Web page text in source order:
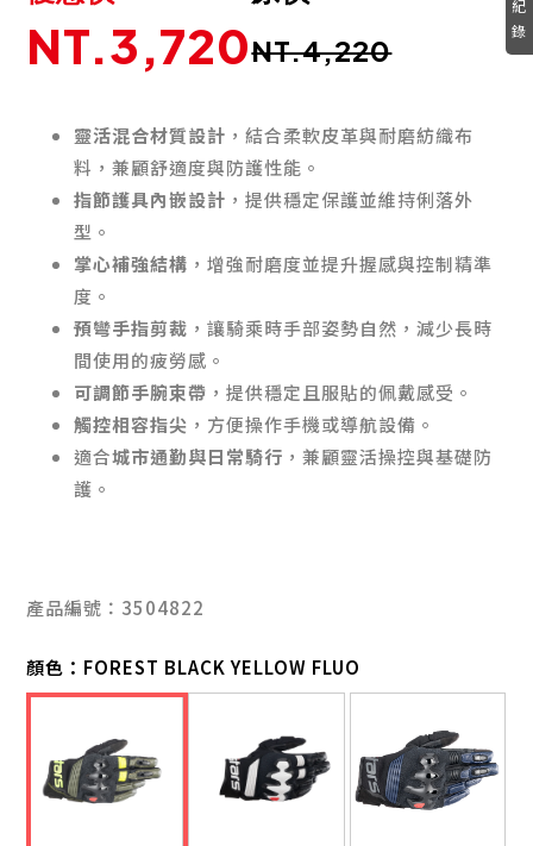
NT.4,220
NT.3,720
靈活混合材質設計 ，結合柔軟皮革與耐磨紡織布
料，兼顧舒適度與防護性能。
指節護具內嵌設計 ，提供穩定保護並維持俐落外
型。
掌心補強結構 ，增強耐磨度並提升握感與控制精準
度。
預彎手指剪裁 ，讓騎乘時手部姿勢自然，減少長時
間使用的疲勞感。
可調節手腕束帶 ，提供穩定且服貼的佩戴感受。
觸控相容指尖 ，方便操作手機或導航設備。
適合城市通勤與日常騎行 ，兼顧靈活操控與基礎防
護。
產品編號：3504822
顏色： FOREST BLACK YELLOW FLUO
紀
錄